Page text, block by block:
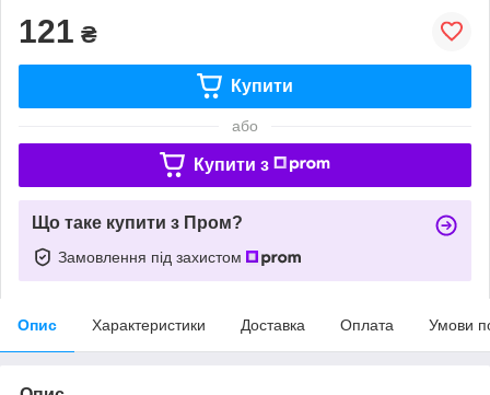
121 ₴
Купити
або
Купити з
Що таке купити з Пром?
Замовлення під захистом
Опис Характеристики Доставка Оплата Умови